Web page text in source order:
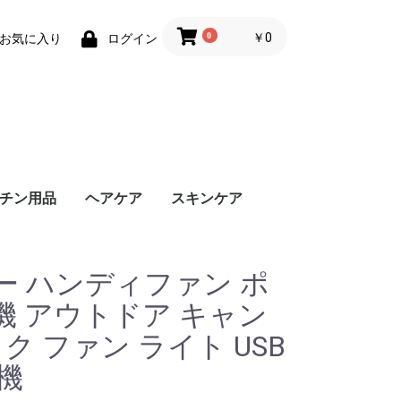
お気に入り ログイン 0 ￥0
ン用品 ヘアケア スキンケア
ハンディファン ポ
アウトドア キャン
ファン ライト USB